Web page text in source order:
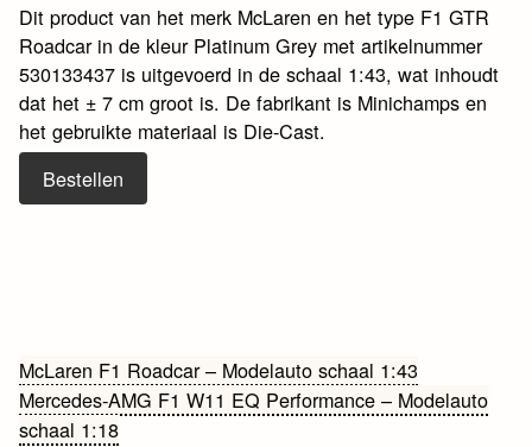
Dit product van het merk McLaren en het type F1 GTR
Roadcar in de kleur Platinum Grey met artikelnummer
530133437 is uitgevoerd in de schaal 1:43, wat inhoudt
dat het ± 7 cm groot is. De fabrikant is Minichamps en
het gebruikte materiaal is Die-Cast.
Bestellen
Bericht
navigatie
McLaren F1 Roadcar – Modelauto schaal 1:43
Mercedes-AMG F1 W11 EQ Performance – Modelauto
schaal 1:18